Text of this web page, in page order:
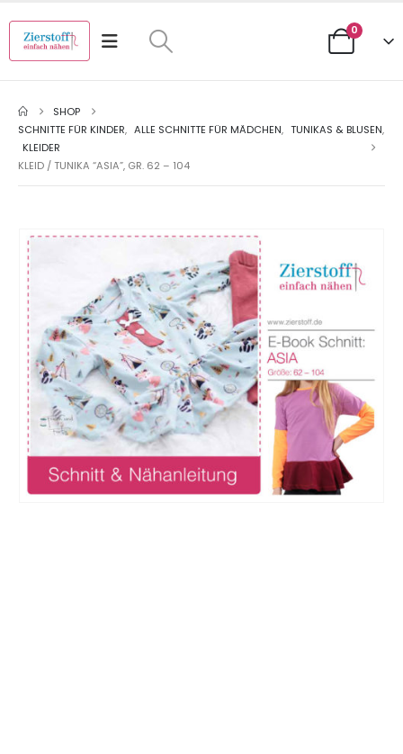
0
SHOP
SCHNITTE FÜR KINDER, ALLE SCHNITTE FÜR MÄDCHEN, TUNIKAS & BLUSEN,
KLEIDER
KLEID / TUNIKA “ASIA”, GR. 62 – 104